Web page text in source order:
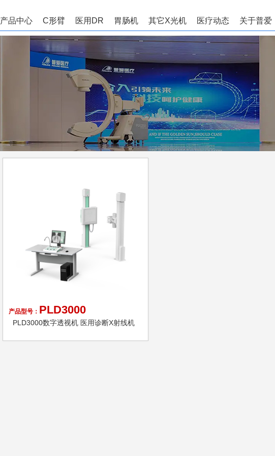
产品中心 C形臂 医用DR 胃肠机 其它X光机 医疗动态 关于普爱
产品型号： PLD3000
PLD3000数字透视机 医用诊断X射线机